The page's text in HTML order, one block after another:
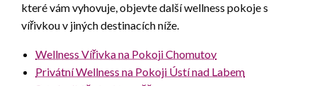
které vám vyhovuje, objevte další wellness pokoje s
vířivkou v jiných destinacích níže.
Wellness Vířivka na Pokoji Chomutov
Privátní Wellness na Pokoji Ústí nad Labem